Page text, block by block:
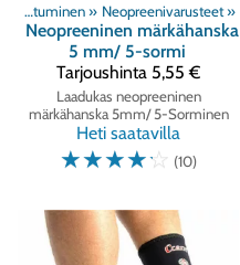
Sukelluspukeutuminen ‪» Neopreenivarusteet ‪»
Neopreeninen märkähanska
5 mm/ 5-sormi
Tarjoushinta 5,55 €
Laadukas neopreeninen
märkähanska 5mm/ 5-Sorminen
Heti saatavilla
☆☆☆☆☆ (10)